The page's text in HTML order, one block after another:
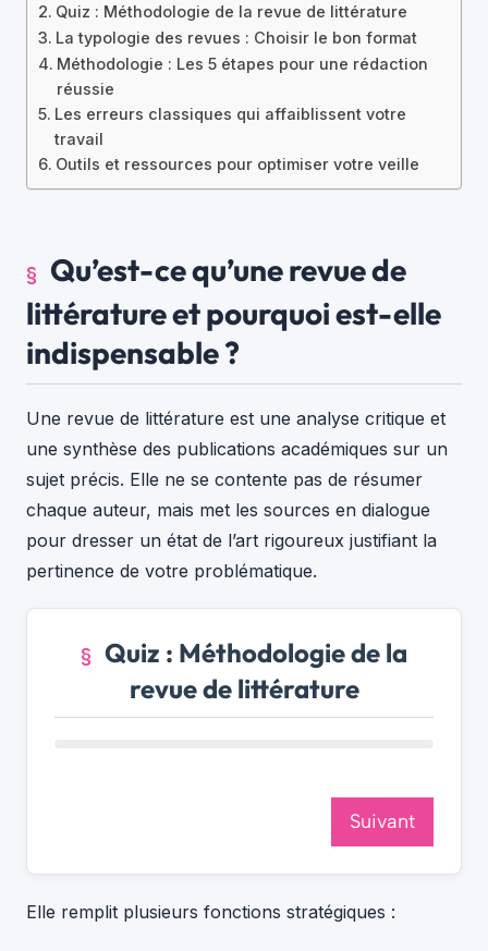
Quiz : Méthodologie de la revue de littérature
La typologie des revues : Choisir le bon format
Méthodologie : Les 5 étapes pour une rédaction
réussie
Les erreurs classiques qui affaiblissent votre
travail
Outils et ressources pour optimiser votre veille
Qu’est-ce qu’une revue de
littérature et pourquoi est-elle
indispensable ?
Une revue de littérature est une analyse critique et
une synthèse des publications académiques sur un
sujet précis. Elle ne se contente pas de résumer
chaque auteur, mais met les sources en dialogue
pour dresser un état de l’art rigoureux justifiant la
pertinence de votre problématique.
Quiz : Méthodologie de la
revue de littérature
Suivant
Elle remplit plusieurs fonctions stratégiques :